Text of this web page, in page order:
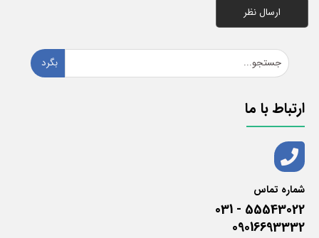
بگرد
ارتباط با ما
شماره تماس
55543022 - 031
09016693332